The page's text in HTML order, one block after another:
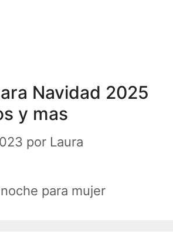
Navidad 2025
y mas
por Laura
para mujer